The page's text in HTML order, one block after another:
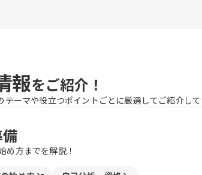
報をご紹介！
テーマや役立つポイントごとに厳選してご紹介し
め方までを解説！